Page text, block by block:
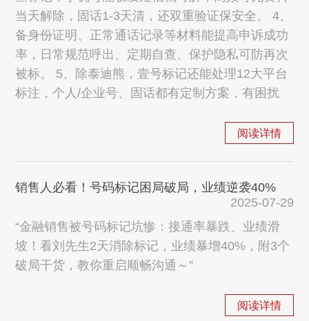
当天解除，固话1-3天清，还双重验证保安全。 4、
备身份证明、正常通话记录等材料能提高申诉成功
率，日常规范呼出、定期自查、保护隐私可防再次
被标。 5、除泰迪熊，壹号标记还能处理12大平台
标注，个人/企业号、固话都有定制方案，有困扰
阅读详情
销售人必看！号码标记困局破局，业绩逆袭40%
2025-07-29
“金融销售被号码标记坑惨：接通率暴跌、业绩滑
坡！看刘先生2天消除标记，业绩暴增40%，附3个
破局干货，教你重启顺畅沟通～”
阅读详情